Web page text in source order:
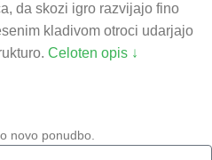
da skozi igro razvijajo fino
kladivom otroci udarjajo
Celoten opis ↓
novo ponudbo.